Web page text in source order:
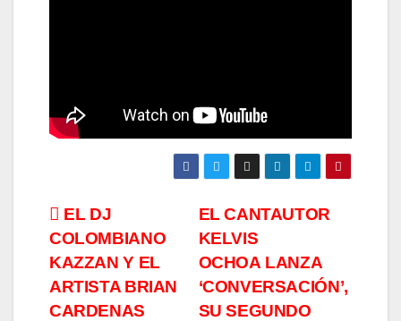
Navegación
de
entradas
EL CANTAUTOR
KELVIS
OCHOA LANZA
‘CONVERSACIÓN’,
SU SEGUNDO
EL DJ
COLOMBIANO
KAZZAN Y EL
ARTISTA BRIAN
CARDENAS